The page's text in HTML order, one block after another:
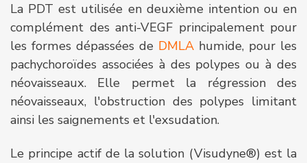
La PDT est utilisée en deuxième intention ou en
complément des anti-VEGF principalement pour
les formes dépassées de DMLA humide, pour les
pachychoroïdes associées à des polypes ou à des
néovaisseaux. Elle permet la régression des
néovaisseaux, l'obstruction des polypes limitant
ainsi les saignements et l'exsudation.
Le principe actif de la solution (Visudyne®) est la